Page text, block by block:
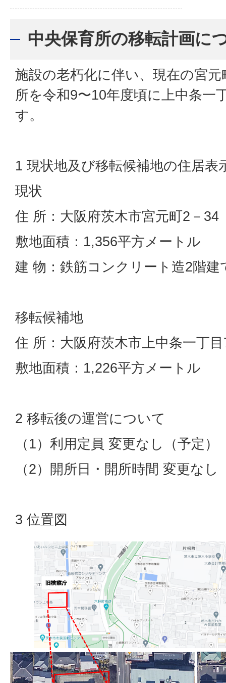
中央保育所の移転計画に
施設の老朽化に伴い、現在の宮
所を令和9〜10年度頃に上中条一
す。
1 現状地及び移転候補地の住居表
現状
住 所：大阪府茨木市宮元町2－34
敷地面積：1,356平方メートル
建 物：鉄筋コンクリート造2階建
移転候補地
住 所：大阪府茨木市上中条一丁
敷地面積：1,226平方メートル
2 移転後の運営について
（1）利用定員 変更なし（予定）
（2）開所日・開所時間 変更なし
3 位置図